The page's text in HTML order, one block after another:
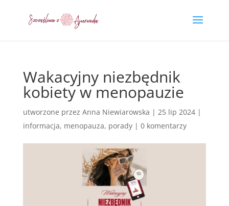
Wakacyjny niezbędnik
kobiety w menopauzie
utworzone przez Anna Niewiarowska | 25 lip 2024|
informacja, menopauza, porady| 0 komentarzy